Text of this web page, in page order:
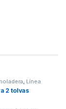
, Línea
2 tolvas